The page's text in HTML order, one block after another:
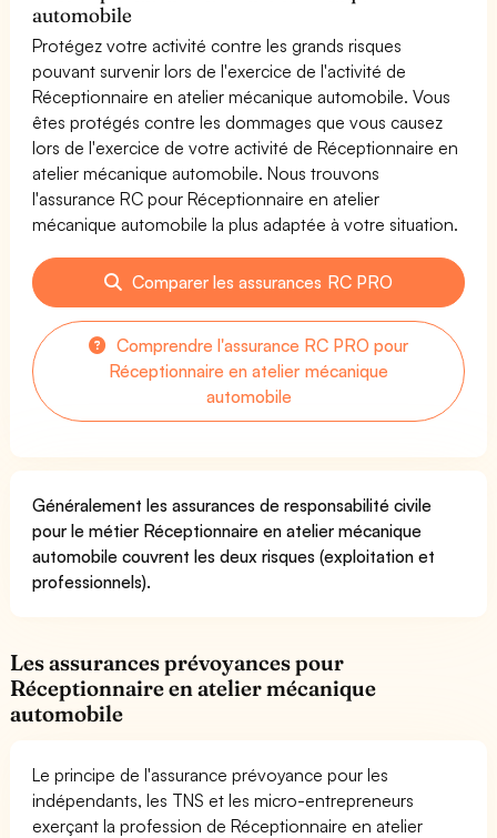
automobile
Protégez votre activité contre les grands risques
pouvant survenir lors de l'exercice de l'activité de
Réceptionnaire en atelier mécanique automobile. Vous
êtes protégés contre les dommages que vous causez
lors de l'exercice de votre activité de Réceptionnaire en
atelier mécanique automobile. Nous trouvons
l'assurance RC pour Réceptionnaire en atelier
mécanique automobile la plus adaptée à votre situation.
Comparer les assurances RC PRO
Comprendre l'assurance RC PRO pour
Réceptionnaire en atelier mécanique
automobile
Généralement les assurances de responsabilité civile
pour le métier Réceptionnaire en atelier mécanique
automobile couvrent les deux risques (exploitation et
professionnels).
Les assurances prévoyances pour
Réceptionnaire en atelier mécanique
automobile
Le principe de l'assurance prévoyance pour les
indépendants, les TNS et les micro-entrepreneurs
exerçant la profession de Réceptionnaire en atelier